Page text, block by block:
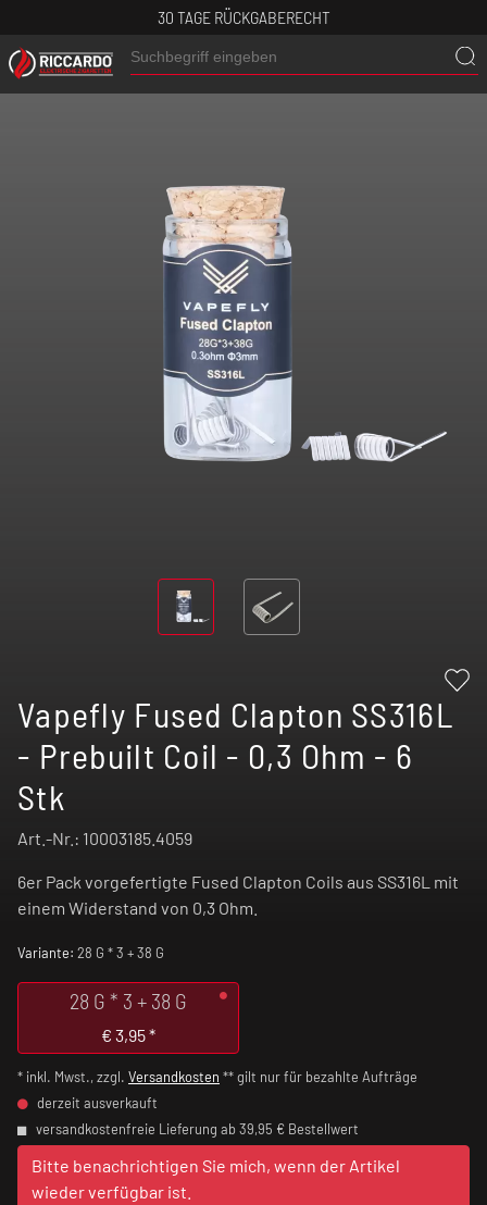
30 TAGE RÜCKGABERECHT
Vapefly Fused Clapton SS316L
- Prebuilt Coil - 0,3 Ohm - 6
Stk
Art.-Nr.: 10003185.4059
6er Pack vorgefertigte Fused Clapton Coils aus SS316L mit
einem Widerstand von 0,3 Ohm.
Variante: 28 G * 3 + 38 G
28 G * 3 + 38 G
€ 3,95*
* inkl. Mwst., zzgl. Versandkosten ** gilt nur für bezahlte Aufträge
derzeit ausverkauft
versandkostenfreie Lieferung ab 39,95 € Bestellwert
Bitte benachrichtigen Sie mich, wenn der Artikel
wieder verfügbar ist.